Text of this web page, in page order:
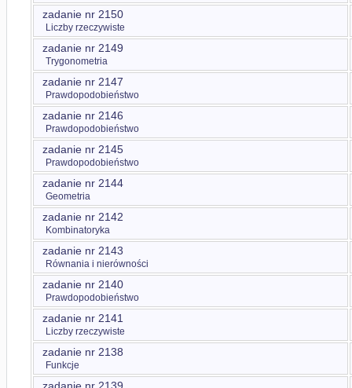
zadanie nr 2150
Liczby rzeczywiste
zadanie nr 2149
Trygonometria
zadanie nr 2147
Prawdopodobieństwo
zadanie nr 2146
Prawdopodobieństwo
zadanie nr 2145
Prawdopodobieństwo
zadanie nr 2144
Geometria
zadanie nr 2142
Kombinatoryka
zadanie nr 2143
Równania i nierówności
zadanie nr 2140
Prawdopodobieństwo
zadanie nr 2141
Liczby rzeczywiste
zadanie nr 2138
Funkcje